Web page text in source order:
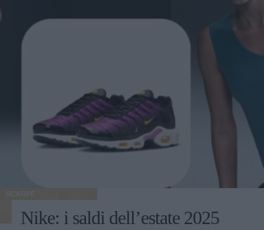
SCARPE
Nike: i saldi dell’estate 2025